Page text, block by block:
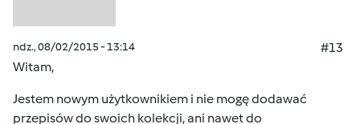
ndz., 08/02/2015 - 13:14
#13
Witam,
Jestem nowym użytkownikiem i nie mogę dodawać
przepisów do swoich kolekcji, ani nawet do